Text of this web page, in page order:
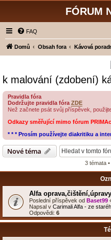
FÓRUM
FAQ
Domů Obsah fora Kávová
k malování (zdobení)
Pravidla fóra
Dodržujte pravidla fóra ZDE
Než začnete psát svůj příspěvek,
Odkazy směřující mimo fórum
* * * Prosím používejte diakritiku a
Nové téma
3 témata
Alfa oprava,čištění,úpravy
Poslední příspěvek od Baset99
Napsal v Carimali Alfa - ze
Odpovědi: 6